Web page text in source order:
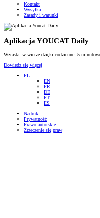
Kontakt
Wysyłka
Zasady i warunki
Aplikacja YOUCAT Daily
Wzrastaj w wierze dzięki codziennej 5-
Dowiedz się więcej
PL
EN
FR
DE
PT
ES
Nadruk
Prywatność
Prawo autorskie
Zrzeczenie się praw